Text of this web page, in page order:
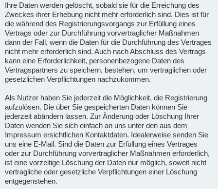
Ihre Daten werden gelöscht, sobald sie für die Erreichung des
Zweckes ihrer Erhebung nicht mehr erforderlich sind. Dies ist für
die während des Registrierungsvorgangs zur Erfüllung eines
Vertrags oder zur Durchführung vorvertraglicher Maßnahmen
dann der Fall, wenn die Daten für die Durchführung des Vertrages
nicht mehr erforderlich sind. Auch nach Abschluss des Vertrags
kann eine Erforderlichkeit, personenbezogene Daten des
Vertragspartners zu speichern, bestehen, um vertraglichen oder
gesetzlichen Verpflichtungen nachzukommen.
Als Nutzer haben Sie jederzeit die Möglichkeit, die Registrierung
aufzulösen. Die über Sie gespeicherten Daten können Sie
jederzeit abändern lassen. Zur Änderung oder Löschung Ihrer
Daten wenden Sie sich einfach an uns unter den aus dem
Impressum ersichtlichen Kontaktdaten. Idealerweise senden Sie
uns eine E-Mail. Sind die Daten zur Erfüllung eines Vertrages
oder zur Durchführung vorvertraglicher Maßnahmen erforderlich,
ist eine vorzeitige Löschung der Daten nur möglich, soweit nicht
vertragliche oder gesetzliche Verpflichtungen einer Löschung
entgegenstehen.